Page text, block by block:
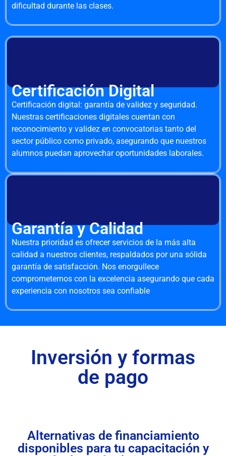
dificultad durante las clases.
Certificación Digital
Certificación digital: garantía de validez y seguridad.
Nuestras certificaciones digitales cuentan con
reconocimiento y validez en convocatorias tanto del
sector público como privado, asegurando que nuestros
alumnos puedan aprovechar oportunidades laborales.
Garantía y Calidad
Nuestra prioridad es ofrecer servicios de la más alta
calidad a nuestros clientes, respaldados por una sólida
garantía de satisfacción. Nos enorgullece
comprometernos con la excelencia asegurando que cada
experiencia con nosotros sea confiable
Inversión y formas
de pago
Alternativas de financiamiento
disponibles para tu capacitación y